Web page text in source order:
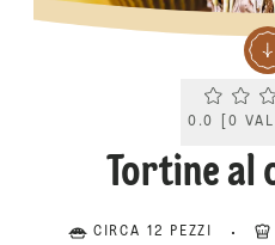
0.0 0
Tortine al
CIRCA 12 PEZZI